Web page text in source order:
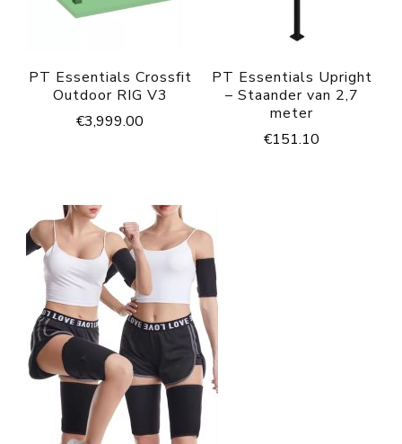
PT Essentials Crossfit
Outdoor RIG V3
€3,999.00
PT Essentials Upright
– Staander van 2,7
meter
€151.10